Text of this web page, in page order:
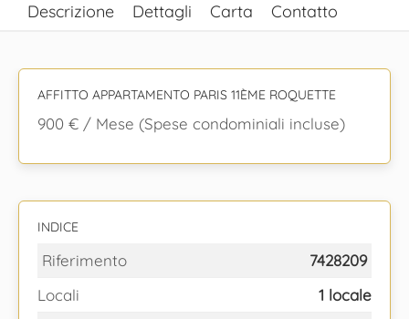
Descrizione Dettagli Carta Contatto
AFFITTO APPARTAMENTO PARIS 11ÈME ROQUETTE
900 € / Mese (Spese condominiali incluse)
INDICE
Riferimento
7428209
Locali
1 locale